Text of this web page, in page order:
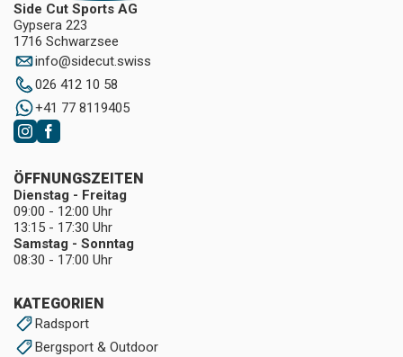
Side Cut Sports AG
Gypsera 223
1716 Schwarzsee
info@sidecut.swiss
026 412 10 58
+41 77 8119405
KATEGORIEN
Radsport
Bergsport & Outdoor
ÖFFNUNGSZEITEN
Dienstag - Freitag
09:00 - 12:00 Uhr
13:15 - 17:30 Uhr
Samstag - Sonntag
08:30 - 17:00 Uhr